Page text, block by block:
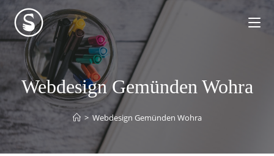
Webdesign Gemünden Wohra
> Webdesign Gemünden Wohra